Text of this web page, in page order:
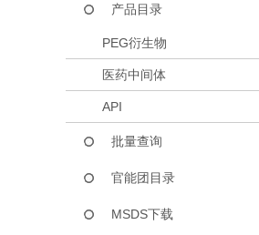
产品目录
PEG衍生物
医药中间体
API
批量查询
官能团目录
MSDS下载